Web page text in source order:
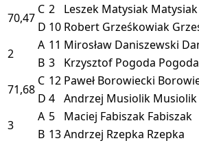
70,47
C 2 Leszek Matysiak Matysiak
D 10 Robert Grześkowiak
2
A 11 Mirosław Daniszewski
B 3 Krzysztof Pogoda Pogoda
71,68
C 12 Paweł Borowiecki
D 4 Andrzej Musiolik Musiolik
3
A 5 Maciej Fabiszak Fabiszak
B 13Andrzej Rzepka Rzepka